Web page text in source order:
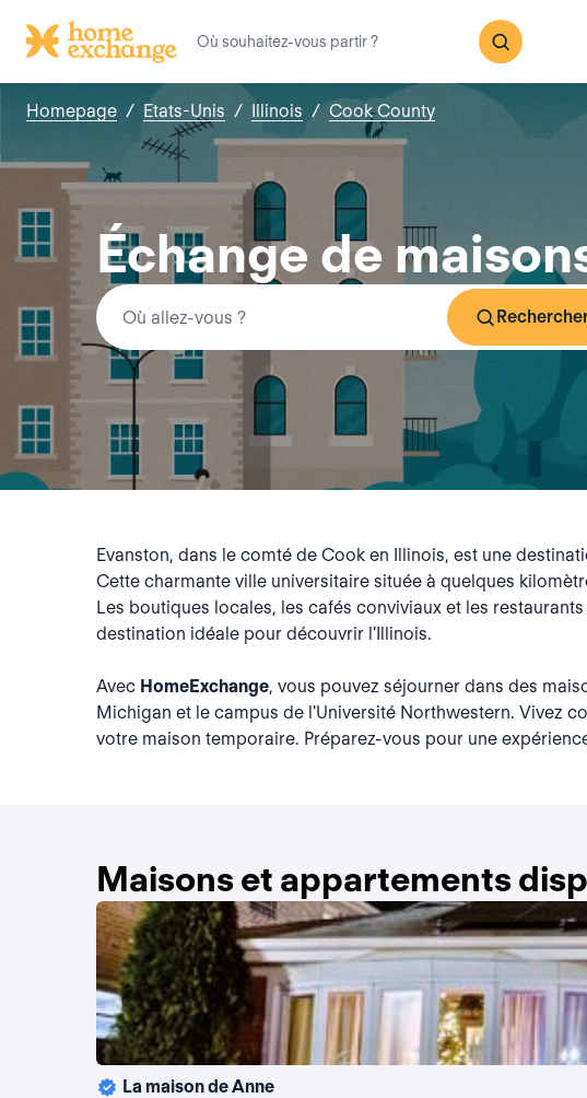
Homepage / Etats-Unis / Illinois / Cook County
Échange de
Evanston, dans le comté de Cook en Illinois, est une
Cette charmante ville universitaire située à quelques
Les boutiques locales, les cafés conviviaux et les
destination idéale pour découvrir l'Illinois.
Avec HomeExchange, vous pouvez séjourner dans des
Michigan et le campus de l'Université Northwestern. Vivez
votre maison temporaire. Préparez-vous pour une
Maisons et appartements
La maison de Anne